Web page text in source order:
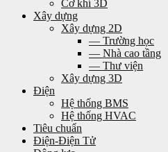
Cơ khí 3D
Xây dựng
Xây dựng 2D
— Trường học
— Nhà cao tầng
— Thư viện
Xây dựng 3D
Điện
Hệ thống BMS
Hệ thống HVAC
Tiêu chuẩn
Điện-Điện Tử